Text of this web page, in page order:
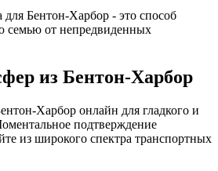
для Бентон-Харбор - это способ
семью от непредвиденных
из Бентон-Харбор
Харбор онлайн для гладкого и
подтверждение
из широкого спектра транспортных